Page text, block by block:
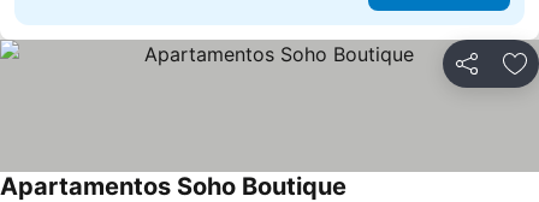
Partilhar
Apartamentos Soho Boutique